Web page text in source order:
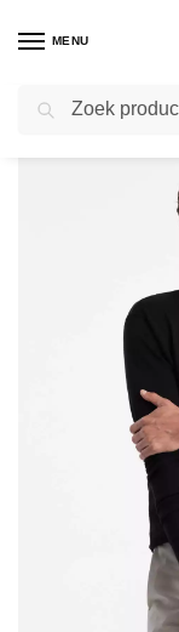
MENU
Home Herenmode /